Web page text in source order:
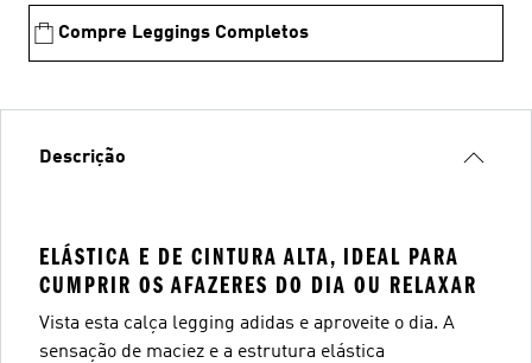
Compre Leggings Completos
Descrição
ELÁSTICA E DE CINTURA ALTA, IDEAL PARA
CUMPRIR OS AFAZERES DO DIA OU RELAXAR
Vista esta calça legging adidas e aproveite o dia. A
sensação de maciez e a estrutura elástica